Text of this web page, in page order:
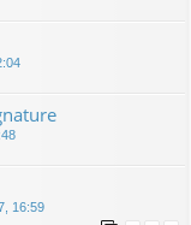
16:59